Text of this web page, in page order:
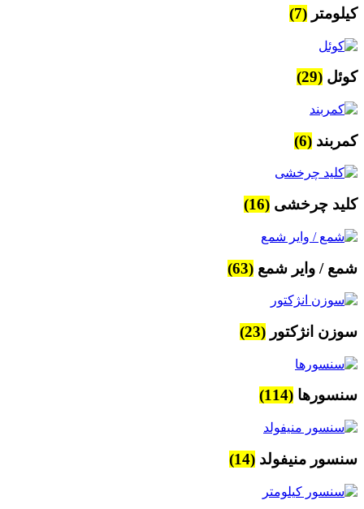
کیلومتر (7)
کوئل (29)
کمربند (6)
کلید چرخشی (16)
شمع / وایر شمع (63)
سوزن انژکتور (23)
سنسورها (114)
سنسور منیفولد (14)